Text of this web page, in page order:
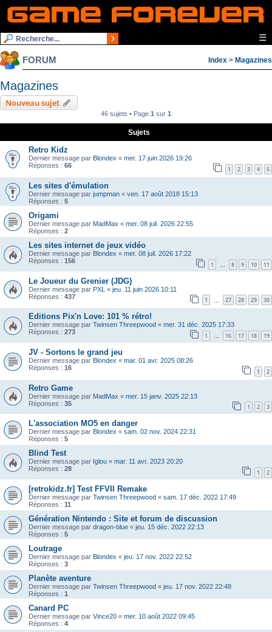
☰
FORUM Index > Magazines
Magazines
Nouveau sujet
46 sujets • Page 1 sur 1
Sujets
Retro Kidz
Dernier message par Blondex « mer. 17 juin 2026 19:26
Réponses : 66 1 2 3 4 5
Les sites d'émulation
Dernier message par jumpman « ven. 17 août 2018 15:13
Réponses : 5
Origami
Dernier message par MadMax « mer. 08 juil. 2026 22:55
Réponses : 2
Les sites internet de jeux vidéo
Dernier message par Blondex « mer. 08 juil. 2026 17:22
Réponses : 156 1 … 8 9 10 11
Le Joueur du Grenier (JDG)
Dernier message par PXL « jeu. 11 juin 2026 10:11
Réponses : 437 1 27 28 29 30
Editions Pix'n Love: 101 % rétro!
Dernier message par Twinsen Threepwood « mer. 31 déc. 2025 17:33
Réponses : 273 1 … 16 17 18 19
JV - Sortons le grand jeu
Dernier message par Blondex « mar. 01 avr. 2025 08:26
Réponses : 16 1 2
Retro Game
Dernier message par MadMax « mer. 15 janv. 2025 22:13
Réponses : 35 1 2 3
L'association MO5 en danger
Dernier message par Blondex « sam. 02 nov. 2024 22:31
Réponses : 5
Blind Test
Dernier message par Iglou « mar. 11 avr. 2023 20:20
Réponses : 28 1 2
[retrokidz.fr] Test FFVII Remake
Dernier message par Twinsen Threepwood « sam. 17 déc. 2022 17:49
Réponses : 11
Génération Nintendo : Site et forum de discussion
Dernier message par dragon-blue « jeu. 15 déc. 2022 22:13
Réponses : 5
Loutrage
Dernier message par Blondex « jeu. 17 nov. 2022 22:52
Réponses : 3
Planète aventure
Dernier message par Twinsen Threepwood « jeu. 17 nov. 2022 22:48
Réponses : 1
Canard PC
Dernier message par Vince20 « mer. 10 août 2022 09:45
Réponses : 4